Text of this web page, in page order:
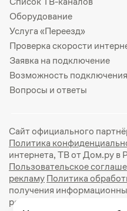
Оборудование
Услуга «Переезд»
Проверка скорости
Заявка на подключение
Возможность подключения
Вопросы и ответы
Сайт официального
Политика
интернета, ТВ от Дом.ру в
Пользовательское
рекламуПолитика
получения
ресурса можно на